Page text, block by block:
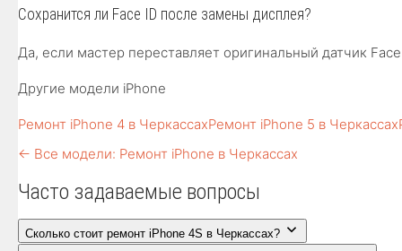
Сохранится ли Face ID после замены дисплея?
Да, если мастер переставляет оригинальный датчик
Другие модели iPhone
Ремонт iPhone 4 в ЧеркассахРемонт iPhone 5 в Черкассах
← Все модели: Ремонт iPhone в Черкассах
Часто задаваемые вопросы
Сколько стоит ремонт iPhone 4S в Черкассах?